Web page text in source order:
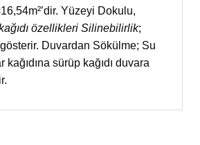
Yüzeyi Dokulu,
özellikleri Silinebilirlik;
gösterir. Duvardan Sökülme; Su
kağıdına sürüp kağıdı duvara